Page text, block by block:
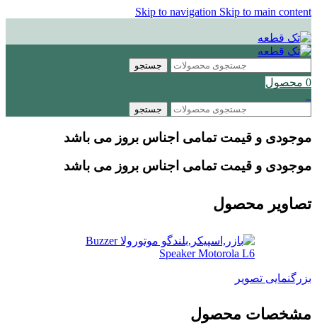
Skip to navigation Skip to main content
جستجو
0 محصول
جستجو
موجودی و قیمت تمامی اجناس بروز می باشد
موجودی و قیمت تمامی اجناس بروز می باشد
تصاویر محصول
بزرگنمایی تصویر
مشخصات محصول